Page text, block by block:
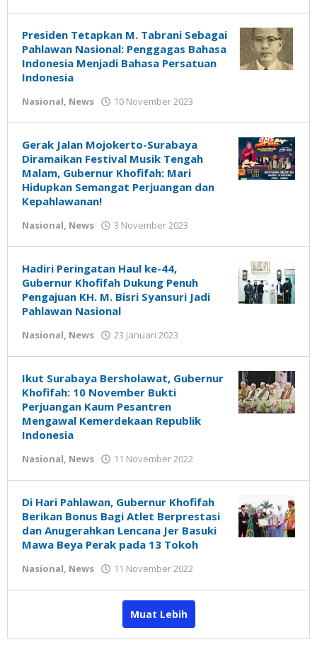
Susanto
Presiden Tetapkan M. Tabrani Sebagai
Pahlawan Nasional: Penggagas Bahasa
Indonesia Menjadi Bahasa Persatuan
Indonesia
Nasional, News 10 November 2023
Susanto
Gerak Jalan Mojokerto-Surabaya
Diramaikan Festival Musik Tengah
Malam, Gubernur Khofifah: Mari
Hidupkan Semangat Perjuangan dan
Kepahlawanan!
Nasional, News 3 November 2023
Susanto
Hadiri Peringatan Haul ke-44,
Gubernur Khofifah Dukung Penuh
Pengajuan KH. M. Bisri Syansuri Jadi
Pahlawan Nasional
Nasional, News 23 Januari 2023
Susanto
Ikut Surabaya Bersholawat, Gubernur
Khofifah: 10 November Bukti
Perjuangan Kaum Pesantren
Mengawal Kemerdekaan Republik
Indonesia
Nasional, News 11 November 2022
Susanto
Di Hari Pahlawan, Gubernur Khofifah
Berikan Bonus Bagi Atlet Berprestasi
dan Anugerahkan Lencana Jer Basuki
Mawa Beya Perak pada 13 Tokoh
Nasional, News 11 November 2022
Susanto
Muat Lebih